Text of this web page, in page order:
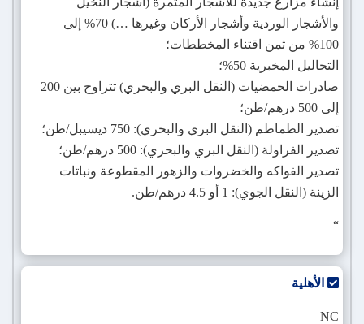
والأشجار الوردية وأشجار الأركان وغيرها …) 70% إلى
100% من ثمن اقتناء المخططات؛
التحاليل المخبرية 50%؛
صادرات الحمضيات (النقل البري والبحري) تتراوح بين 200
إلى 500 درهم/طن؛
تصدير الطماطم (النقل البري والبحري): 750 ديسيبل/طن؛
تصدير الفراولة (النقل البري والبحري): 500 درهم/طن؛
تصدير الفواكه والخضروات والزهور المقطوعة ونباتات
الزينة (النقل الجوي): 1 أو 4.5 درهم/طن.
“
الأهلية
NC